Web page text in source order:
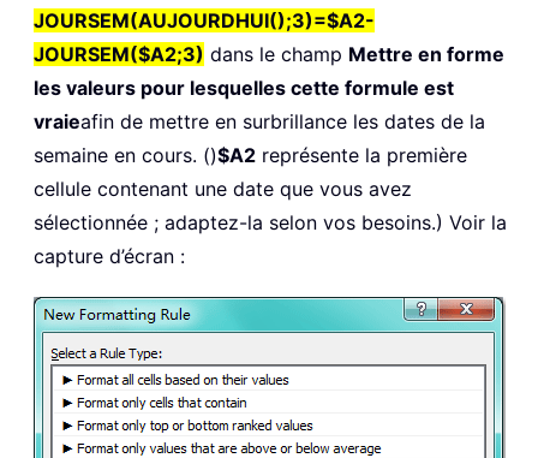
JOURSEM(AUJOURDHUI();3)=$A2-
JOURSEM($A2;3) dans le champ Mettre en forme
les valeurs pour lesquelles cette formule est
vraieafin de mettre en surbrillance les dates de la
semaine en cours. ()$A2 représente la première
cellule contenant une date que vous avez
sélectionnée ; adaptez-la selon vos besoins.) Voir la
capture d’écran :